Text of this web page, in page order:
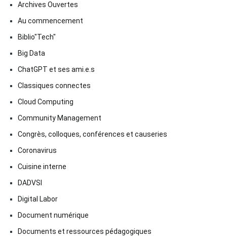
Archives Ouvertes
Au commencement
Biblio"Tech"
Big Data
ChatGPT et ses ami.e.s
Classiques connectes
Cloud Computing
Community Management
Congrès, colloques, conférences et causeries
Coronavirus
Cuisine interne
DADVSI
Digital Labor
Document numérique
Documents et ressources pédagogiques